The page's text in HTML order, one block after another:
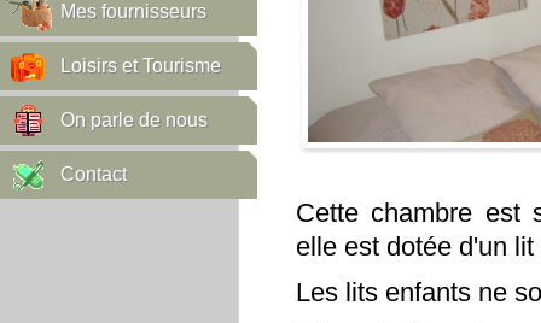
Mes fournisseurs
Loisirs et Tourisme
On parle de nous
Contact
Cette chambre est
elle est dotée d'un
Les lits enfants ne